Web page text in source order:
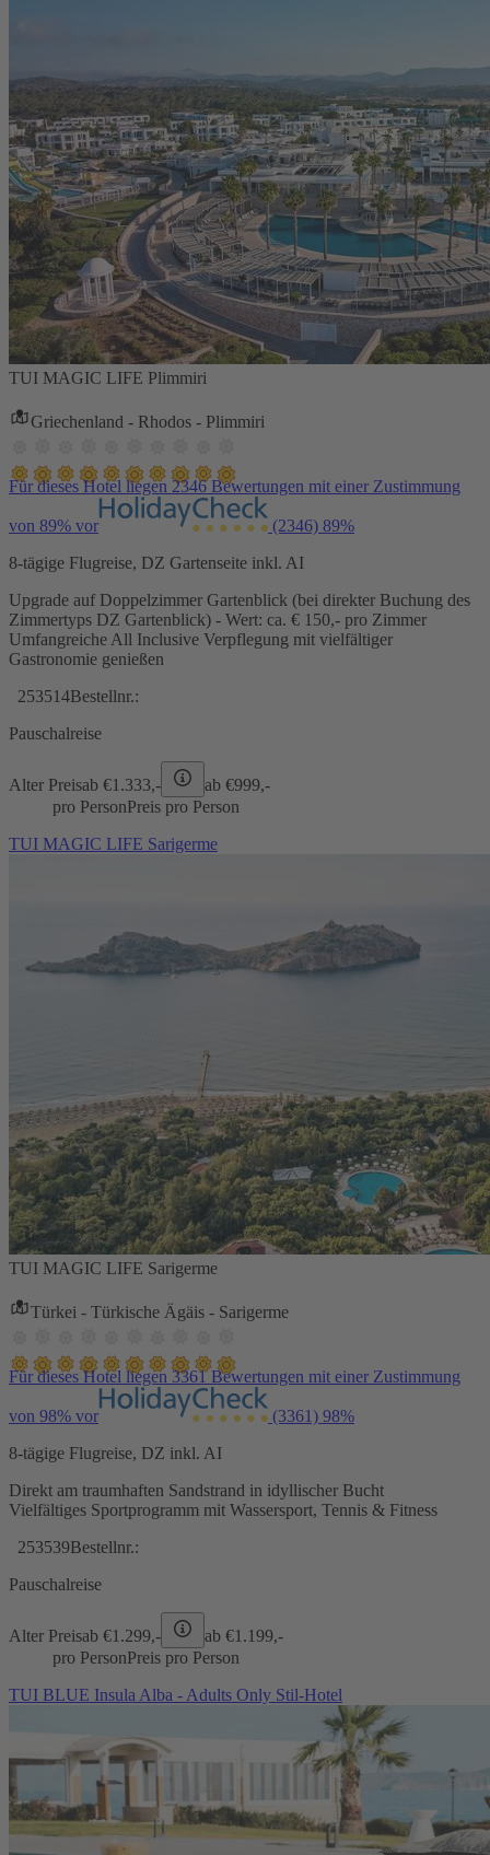
TUI MAGIC LIFE Plimmiri
Griechenland - Rhodos - Plimmiri
Für dieses Hotel liegen 2346 Bewertungen mit einer Zustimmung
von 89% vor (2346) 89%
8-tägige Flugreise, DZ Gartenseite inkl. AI
Upgrade auf Doppelzimmer Gartenblick (bei direkter Buchung des
Zimmertyps DZ Gartenblick) - Wert: ca. € 150,- pro Zimmer
Umfangreiche All Inclusive Verpflegung mit vielfältiger
Gastronomie genießen
253514Bestellnr.:
Pauschalreise
Alter Preisab €1.333,- ab €999,-
pro PersonPreis pro Person
TUI MAGIC LIFE Sarigerme
TUI MAGIC LIFE Sarigerme
Türkei - Türkische Ägäis - Sarigerme
Für dieses Hotel liegen 3361 Bewertungen mit einer Zustimmung
von 98% vor (3361) 98%
8-tägige Flugreise, DZ inkl. AI
Direkt am traumhaften Sandstrand in idyllischer Bucht
Vielfältiges Sportprogramm mit Wassersport, Tennis & Fitness
253539Bestellnr.:
Pauschalreise
Alter Preisab €1.299,- ab €1.199,-
pro PersonPreis pro Person
TUI BLUE Insula Alba - Adults Only Stil-Hotel